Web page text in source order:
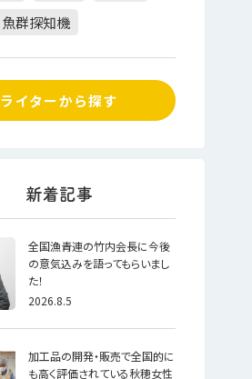
魚群探知機
ライターから探す
全国漁青連の竹内会長に今後
の意気込みを語ってもらいまし
た！
2026.8.5
加工品の開発・販売で全国的に
も高く評価されている秋穂女性